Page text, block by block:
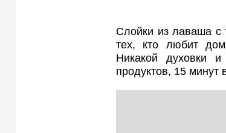
Слойки из лаваша с
тех, кто любит
Никакой духовки
продуктов, 15 минут